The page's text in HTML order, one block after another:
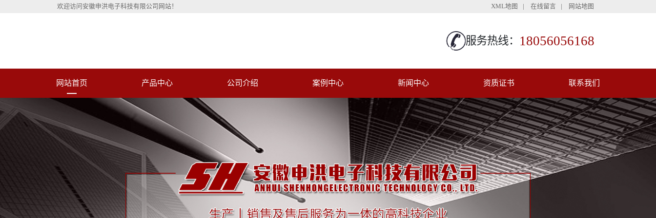
欢迎访问安徽申洪电子科技有限公司网站！ XML地图 在线留言 网站地图
服务热线： 18056056168
网站首页 产品中心 公司介绍 案例中心 新闻中心 资质证书 联系我们